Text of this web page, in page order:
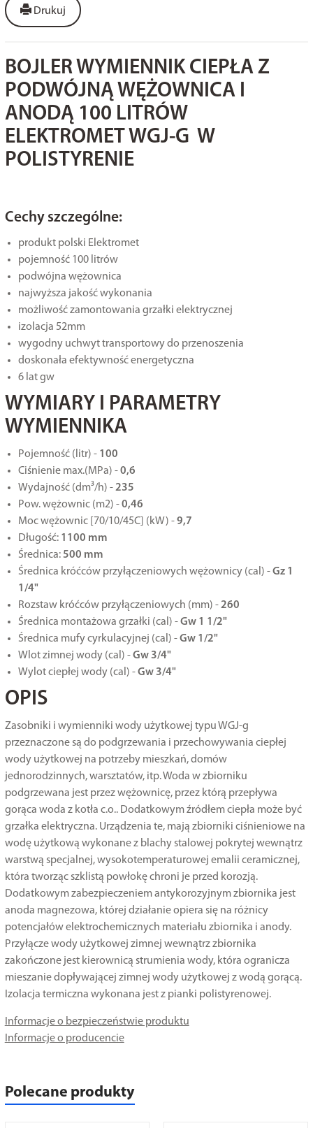
Drukuj
BOJLER WYMIENNIK CIEPŁA Z
PODWÓJNĄ WĘŻOWNICA I
ANODĄ 100 LITRÓW
ELEKTROMET WGJ-G W
POLISTYRENIE
Cechy szczególne:
produkt polski Elektromet
pojemność 100 litrów
podwójna wężownica
najwyższa jakość wykonania
możliwość zamontowania grzałki elektrycznej
izolacja 52mm
wygodny uchwyt transportowy do przenoszenia
doskonała efektywność energetyczna
6 lat gw
WYMIARY I PARAMETRY
WYMIENNIKA
Pojemność (litr) - 100
Ciśnienie max.(MPa) -0,6
Wydajność (dm³/h) -235
Pow. wężownic (m2) -0,46
Moc wężownic [70/10/45C] (kW) -9,7
Długość: 1100 mm
Średnica: 500 mm
Średnica króćców przyłączeniowych wężownicy (cal) -Gz 1
1/4"
Rozstaw króćców przyłączeniowych (mm) -260
Średnica montażowa grzałki (cal) -Gw 1 1/2"
Średnica mufy cyrkulacyjnej (cal) -Gw 1/2"
Wlot zimnej wody (cal) -Gw 3/4"
Wylot ciepłej wody (cal) -Gw 3/4"
OPIS
Zasobniki i wymienniki wody użytkowej typu WGJ-g
przeznaczone są do podgrzewania i przechowywania ciepłej
wody użytkowej na potrzeby mieszkań, domów
jednorodzinnych, warsztatów, itp. Woda w zbiorniku
podgrzewana jest przez wężownicę, przez którą przepływa
gorąca woda z kotła c.o.. Dodatkowym źródłem ciepła może być
grzałka elektryczna. Urządzenia te, mają zbiorniki ciśnieniowe na
wodę użytkową wykonane z blachy stalowej pokrytej wewnątrz
warstwą specjalnej, wysokotemperaturowej emalii ceramicznej,
która tworząc szklistą powłokę chroni je przed korozją.
Dodatkowym zabezpieczeniem antykorozyjnym zbiornika jest
anoda magnezowa, której działanie opiera się na różnicy
potencjałów elektrochemicznych materiału zbiornika i anody.
Przyłącze wody użytkowej zimnej wewnątrz zbiornika
zakończone jest kierownicą strumienia wody, która ogranicza
mieszanie dopływającej zimnej wody użytkowej z wodą gorącą.
Izolacja termiczna wykonana jest z pianki polistyrenowej.
Informacje o bezpieczeństwie produktu
Informacje o producencie
Polecane produkty